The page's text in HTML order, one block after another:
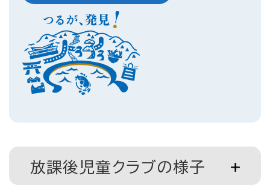
放課後児童クラブの様子